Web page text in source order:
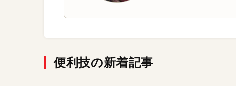
便利技の新着記事